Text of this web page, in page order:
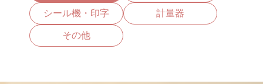
シール機・印字
計量器
その他